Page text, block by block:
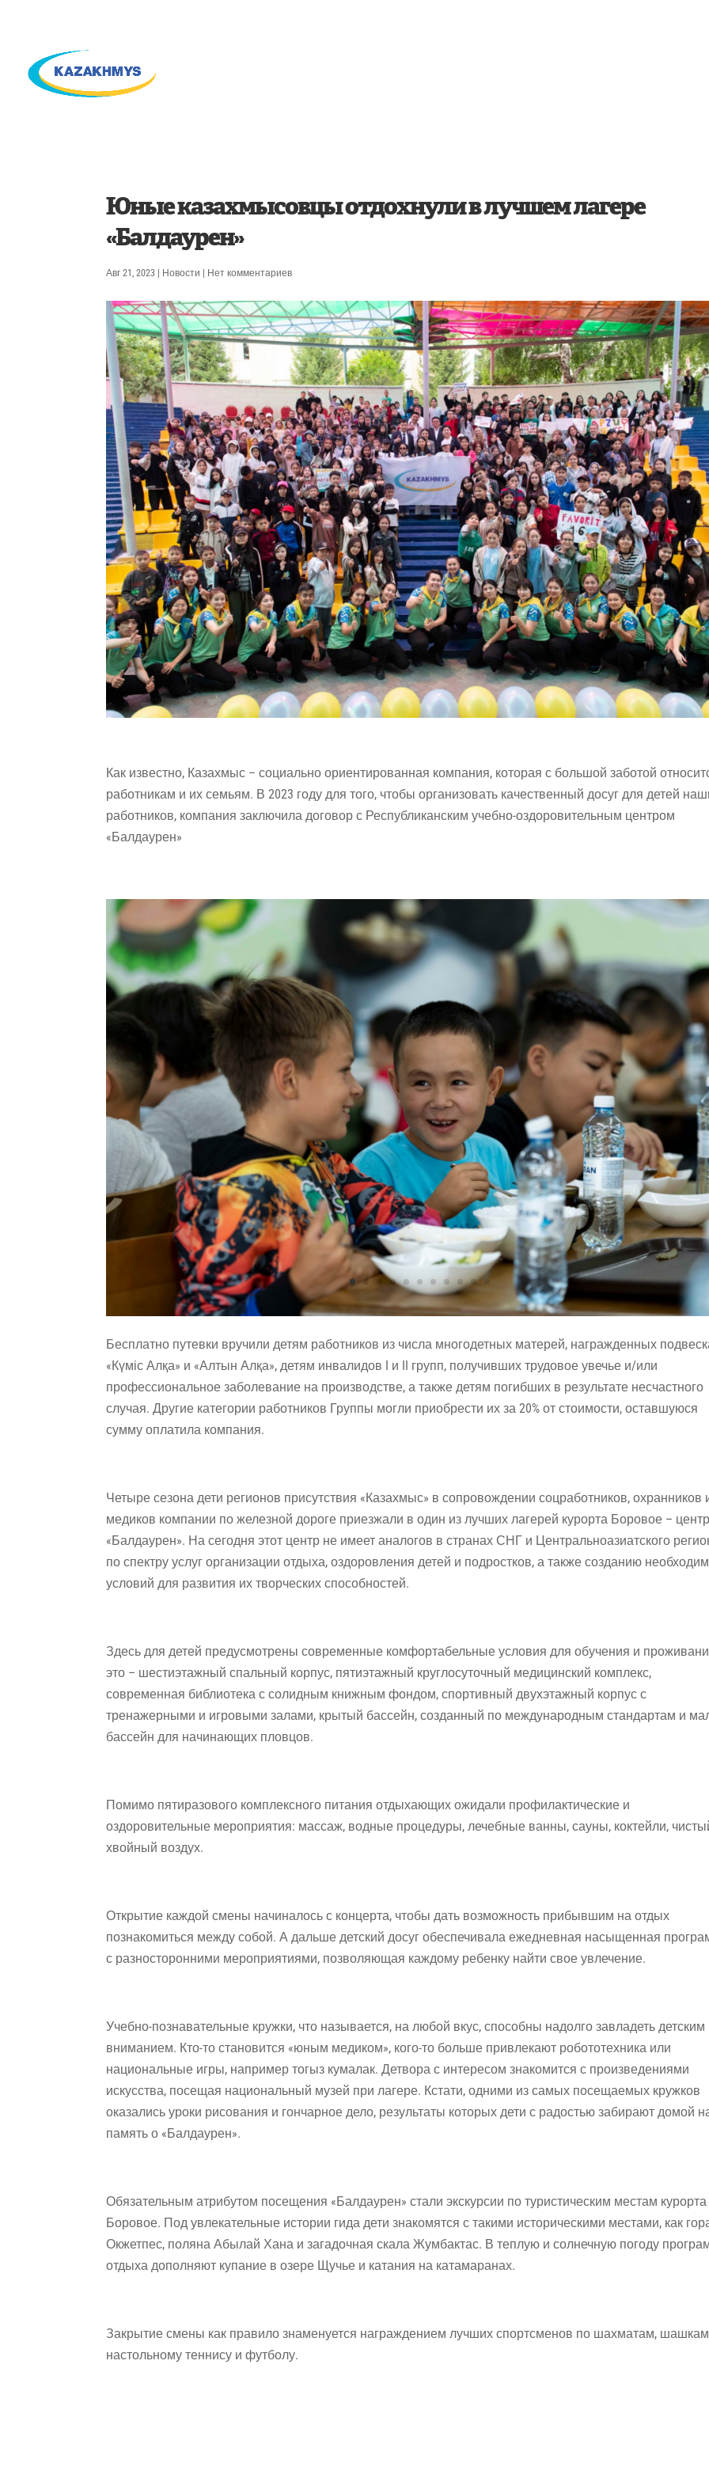
Юные казахмысовцы отдохнули в лучшем лагере
«Балдаурен»
Авг 21, 2023 Новости Нет комментариев
Как известно, Казахмыс – социально ориентированная компания, которая с большой заботой
работникам и их семьям. В 2023 году для того, чтобы организовать качественный досуг для детей
работников, компания заключила договор с Республиканским учебно-оздоровительным центром
«Балдаурен»
Бесплатно путевки вручили детям работников из числа многодетных матерей, награжденных
«Күміс Алқа» и «Алтын Алқа», детям инвалидов I и II групп, получивших трудовое увечье и/или
профессиональное заболевание на производстве, а также детям погибших в результате несчастного
случая. Другие категории работников Группы могли приобрести их за 20% от стоимости, оставшуюся
сумму оплатила компания.
Четыре сезона дети регионов присутствия «Казахмыс» в сопровождении соцработников, охранников
медиков компании по железной дороге приезжали в один из лучших лагерей курорта Боровое –
«Балдаурен». На сегодня этот центр не имеет аналогов в странах СНГ и Центральноазиатского
по спектру услуг организации отдыха, оздоровления детей и подростков, а также созданию
условий для развития их творческих способностей.
Здесь для детей предусмотрены современные комфортабельные условия для обучения и
это – шестиэтажный спальный корпус, пятиэтажный круглосуточный медицинский комплекс,
современная библиотека с солидным книжным фондом, спортивный двухэтажный корпус с
тренажерными и игровыми залами, крытый бассейн, созданный по международным стандартам и
бассейн для начинающих пловцов.
Помимо пятиразового комплексного питания отдыхающих ожидали профилактические и
оздоровительные мероприятия: массаж, водные процедуры, лечебные ванны, сауны, коктейли,
хвойный воздух.
Открытие каждой смены начиналось с концерта, чтобы дать возможность прибывшим на отдых
познакомиться между собой. А дальше детский досуг обеспечивала ежедневная насыщенная
с разносторонними мероприятиями, позволяющая каждому ребенку найти свое увлечение.
Учебно-познавательные кружки, что называется, на любой вкус, способны надолго завладеть детским
вниманием. Кто-то становится «юным медиком», кого-то больше привлекают робототехника или
национальные игры, например тогыз кумалак. Детвора с интересом знакомится с произведениями
искусства, посещая национальный музей при лагере. Кстати, одними из самых посещаемых кружков
оказались уроки рисования и гончарное дело, результаты которых дети с радостью забирают домой
память о «Балдаурен».
Обязательным атрибутом посещения «Балдаурен» стали экскурсии по туристическим местам курорта
Боровое. Под увлекательные истории гида дети знакомятся с такими историческими местами, как
Окжетпес, поляна Абылай Хана и загадочная скала Жумбактас. В теплую и солнечную погоду
отдыха дополняют купание в озере Щучье и катания на катамаранах.
Закрытие смены как правило знаменуется награждением лучших спортсменов по шахматам,
настольному теннису и футболу.